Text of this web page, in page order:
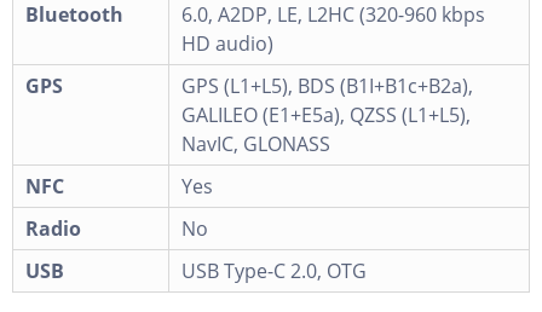
Bluetooth
6.0, A2DP, LE, L2HC (320-960 kbps
HD audio)
GPS
GPS (L1+L5), BDS (B1I+B1c+B2a),
GALILEO (E1+E5a), QZSS (L1+L5),
NavIC, GLONASS
NFC
Yes
Radio
No
USB
USB Type-C 2.0, OTG